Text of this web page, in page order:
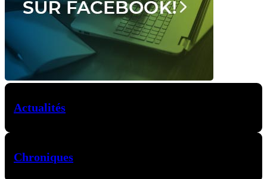
Actualités
Chroniques